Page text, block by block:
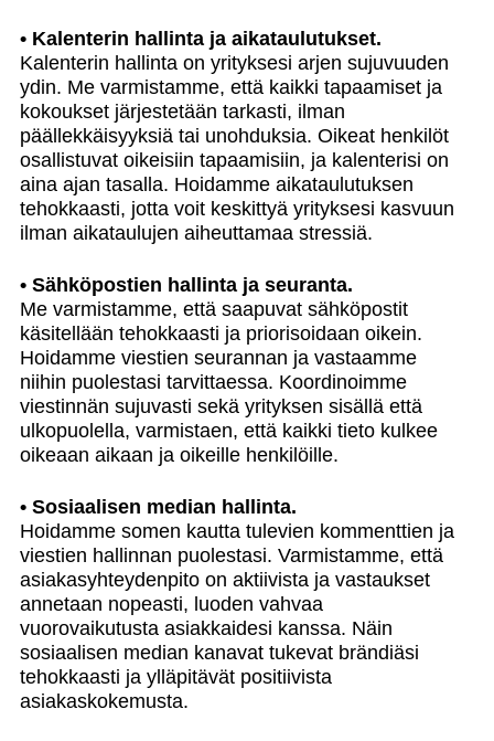
• Kalenterin hallinta ja aikataulutukset.
Kalenterin hallinta on yrityksesi arjen sujuvuuden
ydin. Me varmistamme, että kaikki tapaamiset ja
kokoukset järjestetään tarkasti, ilman
päällekkäisyyksiä tai unohduksia. Oikeat henkilöt
osallistuvat oikeisiin tapaamisiin, ja kalenterisi on
aina ajan tasalla. Hoidamme aikataulutuksen
tehokkaasti, jotta voit keskittyä yrityksesi kasvuun
ilman aikataulujen aiheuttamaa stressiä.
• Sähköpostien hallinta ja seuranta.
Me varmistamme, että saapuvat sähköpostit
käsitellään tehokkaasti ja priorisoidaan oikein.
Hoidamme viestien seurannan ja vastaamme
niihin puolestasi tarvittaessa. Koordinoimme
viestinnän sujuvasti sekä yrityksen sisällä että
ulkopuolella, varmistaen, että kaikki tieto kulkee
oikeaan aikaan ja oikeille henkilöille.
• Sosiaalisen median hallinta.
Hoidamme somen kautta tulevien kommenttien ja
viestien hallinnan puolestasi. Varmistamme, että
asiakasyhteydenpito on aktiivista ja vastaukset
annetaan nopeasti, luoden vahvaa
vuorovaikutusta asiakkaidesi kanssa. Näin
sosiaalisen median kanavat tukevat brändiäsi
tehokkaasti ja ylläpitävät positiivista
asiakaskokemusta.